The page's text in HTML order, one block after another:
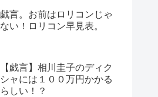
戯言。お前はロリコンじゃ
ない！ロリコン早見表。
【戯言】相川圭子のディク
シャには１００万円かかる
らしい！？